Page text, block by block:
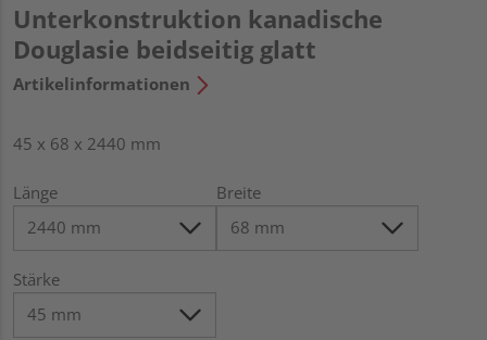
Unterkonstruktion kanadische
Douglasie beidseitig glatt
Artikelinformationen
45 x 68 x 2440 mm
Länge Breite
Stärke